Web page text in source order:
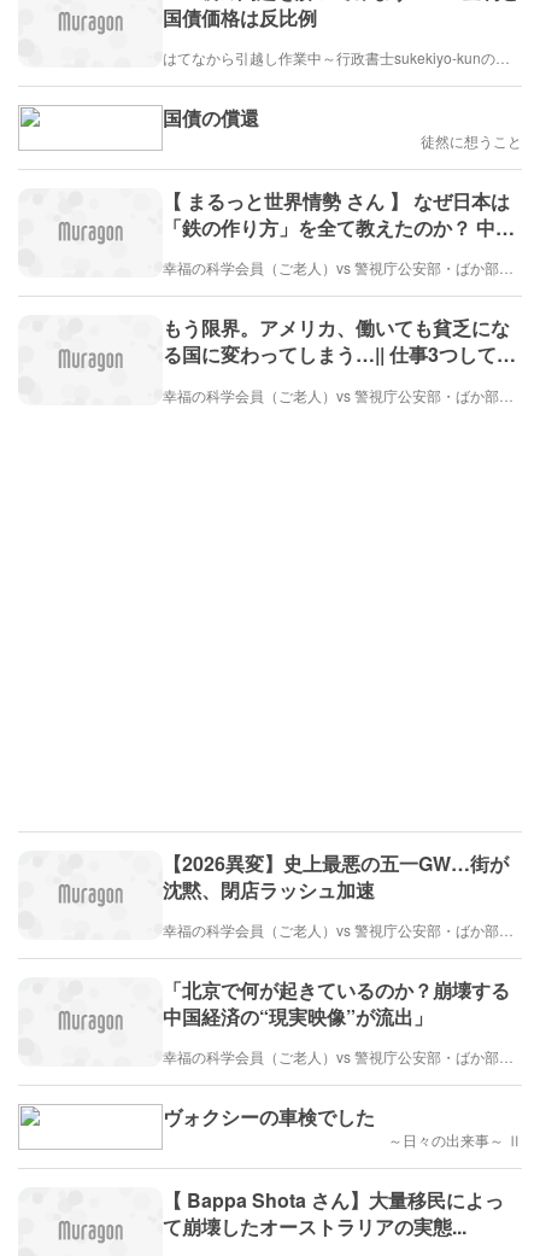
国債価格は反比例
国債の償還
徒然に想うこと
【 まるっと世界情勢 さん 】 なぜ日本は
「鉄の作り方」を全て教えたのか？ 中国
と、知られざる復讐劇（1か月前）
幸福の科学会員（ご老人）vs 警視庁公安部・ばか部長（とても弱い）
もう限界。アメリカ、働いても貧乏にな
る国に変わってしまう…|| 仕事3つしても
【2026異変】史上最悪の五一GW…街が
沈黙、閉店ラッシュ加速
「北京で何が起きているのか？崩壊する
中国経済の“現実映像”が流出」
ヴォクシーの車検でした
～日々の出来事～ Ⅱ
【 Bappa Shota さん】大量移民によっ
て崩壊したオーストラリアの実態...